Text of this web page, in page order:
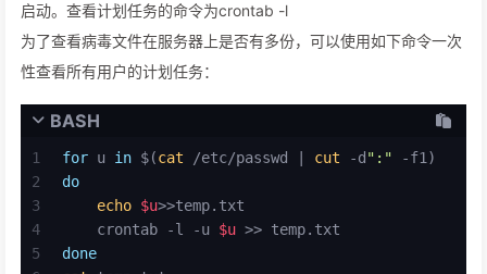
启动。查看计划任务的命令为crontab -l
为了查看病毒文件在服务器上是否有多份，可以使用如下命令一次
性查看所有用户的计划任务：
BASH
1
2
3
4
5
for u in $(cat /etc/passwd | cut -d ":" -f1)
do
echo $u>>temp.txt
    crontab -l -u
$u >> temp.txt
done